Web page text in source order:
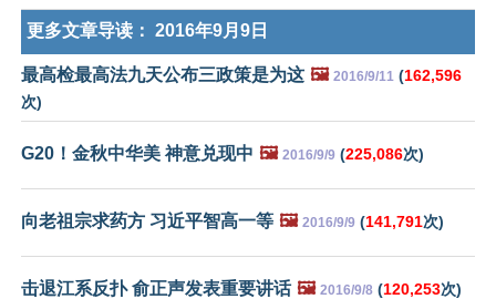
更多文章导读： 2016年9月9日
最高检最高法九天公布三政策是为这 🖼️ 2016/9/11 (162,596
次)
G20！金秋中华美 神意兑现中 🖼️ 2016/9/9 (225,086次)
向老祖宗求药方 习近平智高一等 🖼️ 2016/9/9 (141,791次)
击退江系反扑 俞正声发表重要讲话 🖼️ 2016/9/8 (120,253次)